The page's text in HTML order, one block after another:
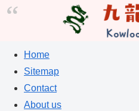
Home
Sitemap
Contact
About us